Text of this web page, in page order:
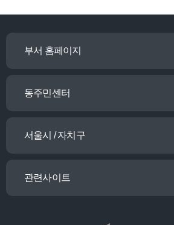
부서 홈페이지
동주민센터
서울시 / 자치구
관련사이트